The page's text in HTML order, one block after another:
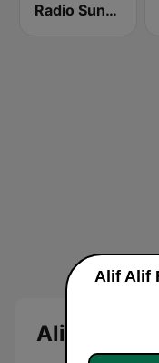
Radio Sunna إذاعة السنة